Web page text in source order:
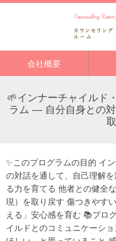
会社概要
🌱インナーチャイルド
ラム ― 自分自身との
✨このプログラムの目的 イ
の対話を通して、自己理解
る力を育てる 他者との健全
現）を取り戻す 傷つきやす
える」安心感を育む 📚プロ
イルドとのコミュニケーシ